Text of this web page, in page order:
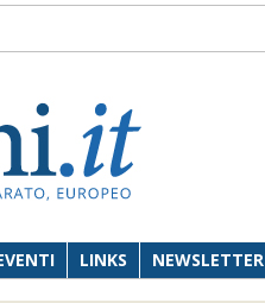
LINKS NEWSLETTER